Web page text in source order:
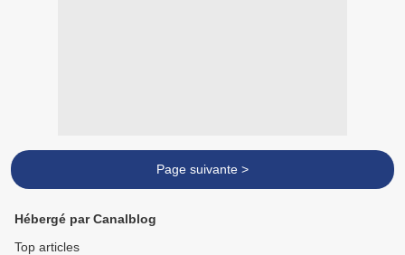
Page suivante >
Hébergé par Canalblog
Top articles